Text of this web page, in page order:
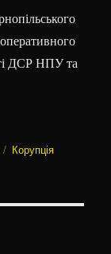
ДСР НПУ та
Категорії
Корупція